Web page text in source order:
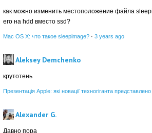
как можно изменить местоположение файла
его на hdd вместо ssd?
Mac OS X: что такое sleepimage? · 3 years ago
Aleksey Demchenko
крутотень
Презентація Apple: які новації техногіганта
Alexander G.
Давно пора